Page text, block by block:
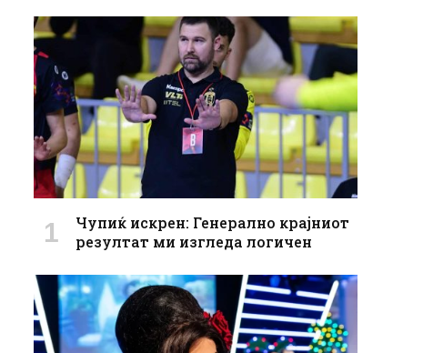
Чупиќ искрен: Генерално крајниот
резултат ми изгледа логичен